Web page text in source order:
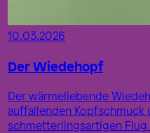
10.03.2026
Der Wiedehopf
Der wärmeliebende
auffallenden Kopfschmuck
schmetterlingsartigen Flug